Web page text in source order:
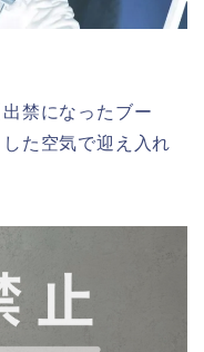
禁になったブー
た空気で迎え入れ